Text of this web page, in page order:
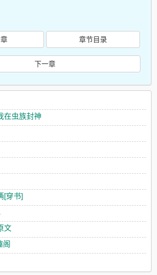
章 章节目录
下一章
在虫族封神
[穿书]
文
阁